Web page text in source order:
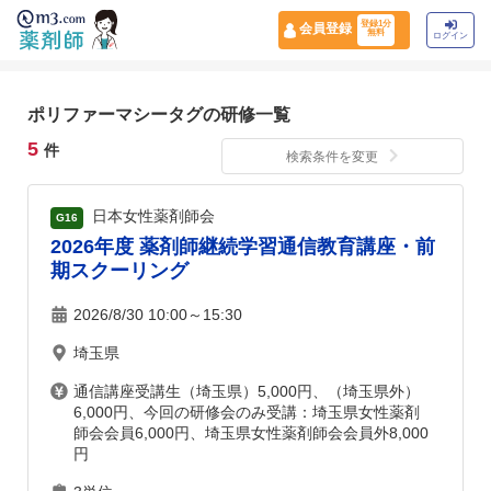
会員登録
登録1分
無料
ログイン
ポリファーマシータグの研修一覧
5 件 検索条件を変更
G16 日本女性薬剤師会
2026年度 薬剤師継続学習通信教育講座・前
期スクーリング
2026/8/30 10:00～15:30
埼玉県
通信講座受講生（埼玉県）5,000円、（埼玉県外）
6,000円、今回の研修会のみ受講：埼玉県女性薬剤
師会会員6,000円、埼玉県女性薬剤師会会員外8,000
円